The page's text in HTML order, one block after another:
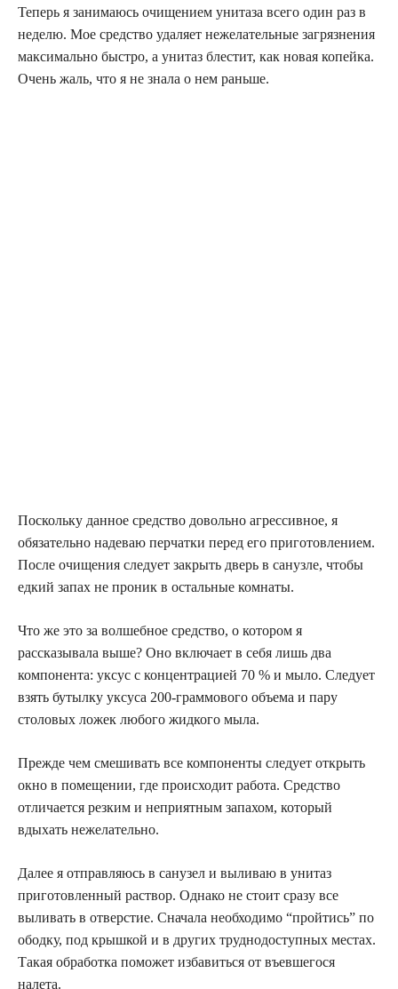
Теперь я занимаюсь очищением унитаза всего один раз в
неделю. Мое средство удаляет нежелательные загрязнения
максимально быстро, а унитаз блестит, как новая копейка.
Очень жаль, что я не знала о нем раньше.
Поскольку данное средство довольно агрессивное, я
обязательно надеваю перчатки перед его приготовлением.
После очищения следует закрыть дверь в санузле, чтобы
едкий запах не проник в остальные комнаты.
Что же это за волшебное средство, о котором я
рассказывала выше? Оно включает в себя лишь два
компонента: уксус с концентрацией 70 % и мыло. Следует
взять бутылку уксуса 200-граммового объема и пару
столовых ложек любого жидкого мыла.
Прежде чем смешивать все компоненты следует открыть
окно в помещении, где происходит работа. Средство
отличается резким и неприятным запахом, который
вдыхать нежелательно.
Далее я отправляюсь в санузел и выливаю в унитаз
приготовленный раствор. Однако не стоит сразу все
выливать в отверстие. Сначала необходимо “пройтись” по
ободку, под крышкой и в других труднодоступных местах.
Такая обработка поможет избавиться от въевшегося
налета.